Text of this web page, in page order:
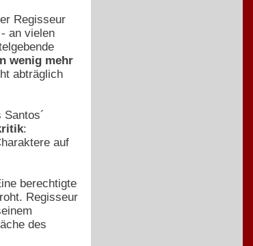
Regisseur
an vielen
wenig mehr
abträglich
:
auf
berechtigte
Regisseur
des